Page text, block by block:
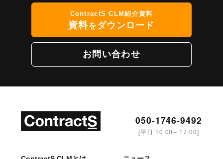
ContractS CLM紹介資料
資料をダウンロード
お問い合わせ
050-1746-9492
[平日 10:00～17:00]